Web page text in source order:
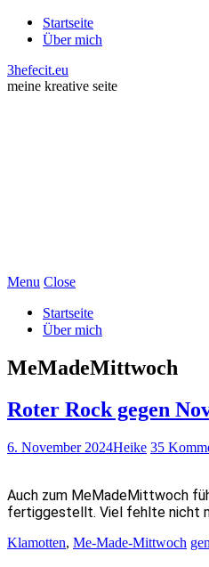
Startseite
Über mich
3hefecit.eu
meine kreative seite
Menu Close
Startseite
Über mich
MeMadeMittwoch
Roter Rock gegen
6. November 2024Heike 35
Auch zum MeMadeMittwoch
fertiggestellt. Viel fehlte nicht
Klamotten, Me-Made-Mittwoch